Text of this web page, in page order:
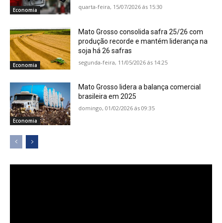
Economia quarta-feira, 15/07/2026 ás 15:30
Economia
Mato Grosso consolida safra 25/26 com
produção recorde e mantém liderança na
soja há 26 safras
segunda-feira, 11/05/2026 ás 14:25
Economia
Mato Grosso lidera a balança comercial
brasileira em 2025
domingo, 01/02/2026 ás 09:35